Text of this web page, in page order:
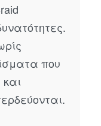
που